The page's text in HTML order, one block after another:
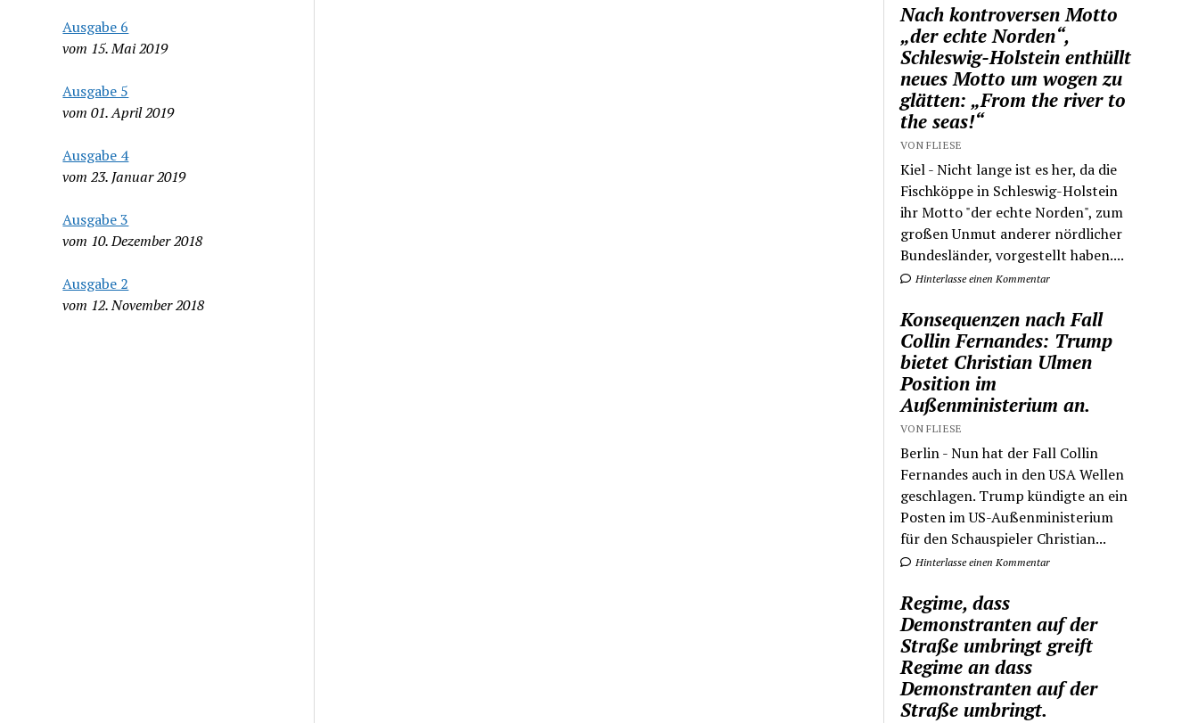
Ausgabe 6
vom 15. Mai 2019
Ausgabe 5
vom 01. April 2019
Ausgabe 4
vom 23. Januar 2019
Ausgabe 3
vom 10. Dezember 2018
Ausgabe 2
vom 12. November 2018
Nach kontroversen Motto
„der echte Norden“,
Schleswig-Holstein enthüllt
neues Motto um wogen zu
glätten: „From the river to
the seas!“
VON FLIESE
Kiel - Nicht lange ist es her, da die
Fischköppe in Schleswig-Holstein
ihr Motto "der echte Norden", zum
großen Unmut anderer nördlicher
Bundesländer, vorgestellt haben....
Hinterlasse einen Kommentar
Konsequenzen nach Fall
Collin Fernandes: Trump
bietet Christian Ulmen
Position im
Außenministerium an.
VON FLIESE
Berlin - Nun hat der Fall Collin
Fernandes auch in den USA Wellen
geschlagen. Trump kündigte an ein
Posten im US-Außenministerium
für den Schauspieler Christian...
Hinterlasse einen Kommentar
Regime, dass
Demonstranten auf der
Straße umbringt greift
Regime an dass
Demonstranten auf der
Straße umbringt.